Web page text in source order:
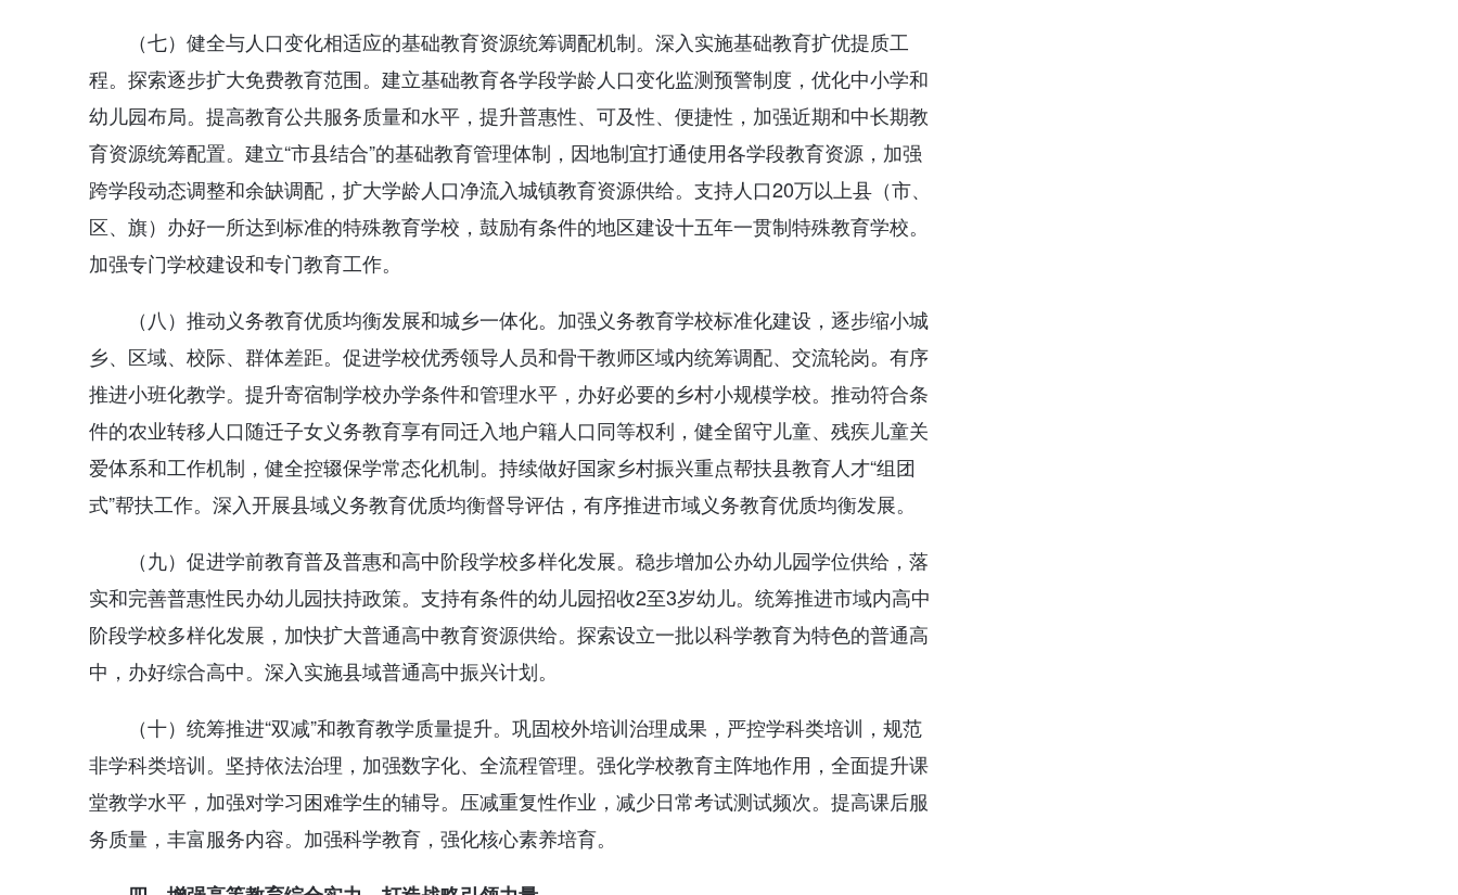
（七）健全与人口变化相适应的基础教育资源统筹调配机制。深入实施基础教育扩优提质工
程。探索逐步扩大免费教育范围。建立基础教育各学段学龄人口变化监测预警制度，优化中小学和
幼儿园布局。提高教育公共服务质量和水平，提升普惠性、可及性、便捷性，加强近期和中长期教
育资源统筹配置。建立“市县结合”的基础教育管理体制，因地制宜打通使用各学段教育资源，加强
跨学段动态调整和余缺调配，扩大学龄人口净流入城镇教育资源供给。支持人口20万以上县（市、
区、旗）办好一所达到标准的特殊教育学校，鼓励有条件的地区建设十五年一贯制特殊教育学校。
加强专门学校建设和专门教育工作。
（八）推动义务教育优质均衡发展和城乡一体化。加强义务教育学校标准化建设，逐步缩小城
乡、区域、校际、群体差距。促进学校优秀领导人员和骨干教师区域内统筹调配、交流轮岗。有序
推进小班化教学。提升寄宿制学校办学条件和管理水平，办好必要的乡村小规模学校。推动符合条
件的农业转移人口随迁子女义务教育享有同迁入地户籍人口同等权利，健全留守儿童、残疾儿童关
爱体系和工作机制，健全控辍保学常态化机制。持续做好国家乡村振兴重点帮扶县教育人才“组团
式”帮扶工作。深入开展县域义务教育优质均衡督导评估，有序推进市域义务教育优质均衡发展。
（九）促进学前教育普及普惠和高中阶段学校多样化发展。稳步增加公办幼儿园学位供给，落
实和完善普惠性民办幼儿园扶持政策。支持有条件的幼儿园招收2至3岁幼儿。统筹推进市域内高中
阶段学校多样化发展，加快扩大普通高中教育资源供给。探索设立一批以科学教育为特色的普通高
中，办好综合高中。深入实施县域普通高中振兴计划。
（十）统筹推进“双减”和教育教学质量提升。巩固校外培训治理成果，严控学科类培训，规范
非学科类培训。坚持依法治理，加强数字化、全流程管理。强化学校教育主阵地作用，全面提升课
堂教学水平，加强对学习困难学生的辅导。压减重复性作业，减少日常考试测试频次。提高课后服
务质量，丰富服务内容。加强科学教育，强化核心素养培育。